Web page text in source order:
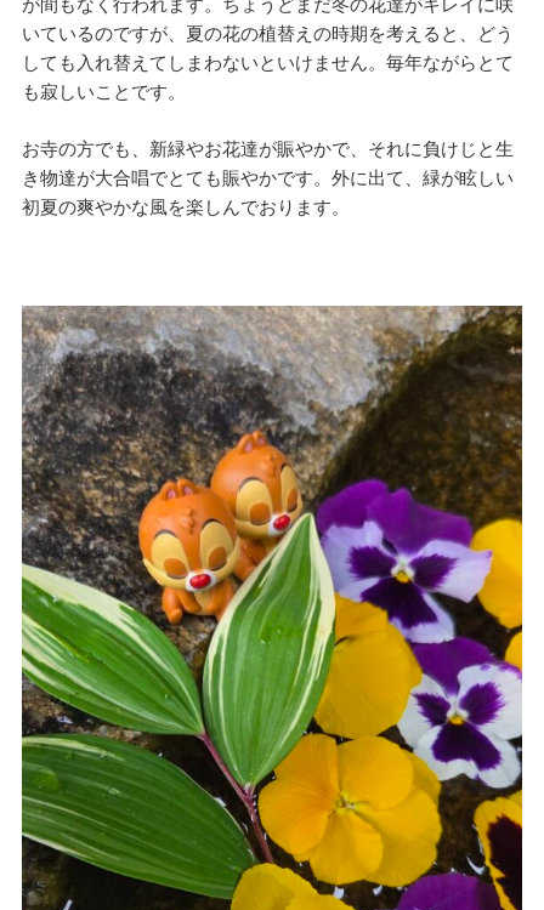
が間もなく行われます。ちょうどまだ冬の花達がキレイに咲
いているのですが、夏の花の植替えの時期を考えると、どう
しても入れ替えてしまわないといけません。毎年ながらとて
も寂しいことです。
お寺の方でも、新緑やお花達が賑やかで、それに負けじと生
き物達が大合唱でとても賑やかです。外に出て、緑が眩しい
初夏の爽やかな風を楽しんでおります。